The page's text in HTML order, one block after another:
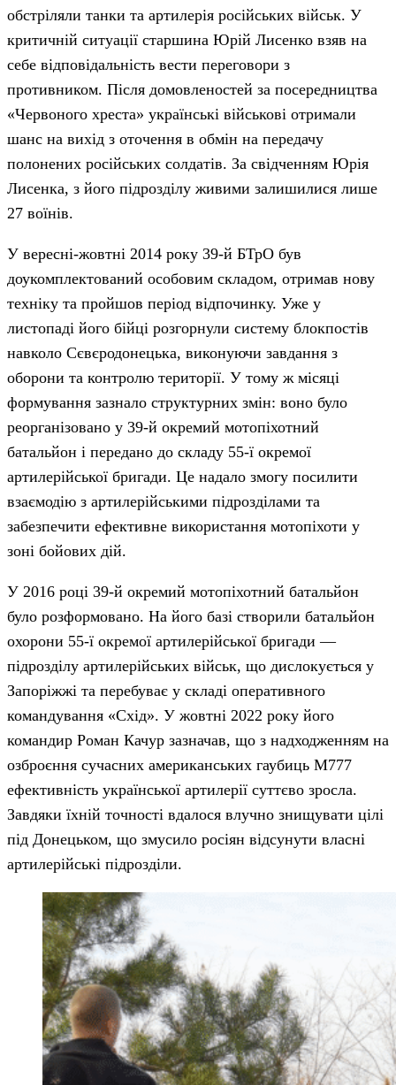
обстріляли танки та артилерія російських військ. У
критичній ситуації старшина Юрій Лисенко взяв на
себе відповідальність вести переговори з
противником. Після домовленостей за посередництва
«Червоного хреста» українські військові отримали
шанс на вихід з оточення в обмін на передачу
полонених російських солдатів. За свідченням Юрія
Лисенка, з його підрозділу живими залишилися лише
27 воїнів.
У вересні-жовтні 2014 року 39-й БТрО був
доукомплектований особовим складом, отримав нову
техніку та пройшов період відпочинку. Уже у
листопаді його бійці розгорнули систему блокпостів
навколо Сєвєродонецька, виконуючи завдання з
оборони та контролю території. У тому ж місяці
формування зазнало структурних змін: воно було
реорганізовано у 39-й окремий мотопіхотний
батальйон і передано до складу 55-ї окремої
артилерійської бригади. Це надало змогу посилити
взаємодію з артилерійськими підрозділами та
забезпечити ефективне використання мотопіхоти у
зоні бойових дій.
У 2016 році 39-й окремий мотопіхотний батальйон
було розформовано. На його базі створили батальйон
охорони 55-ї окремої артилерійської бригади —
підрозділу артилерійських військ, що дислокується у
Запоріжжі та перебуває у складі оперативного
командування «Схід». У жовтні 2022 року його
командир Роман Качур зазначав, що з надходженням на
озброєння сучасних американських гаубиць M777
ефективність української артилерії суттєво зросла.
Завдяки їхній точності вдалося влучно знищувати цілі
під Донецьком, що змусило росіян відсунути власні
артилерійські підрозділи.